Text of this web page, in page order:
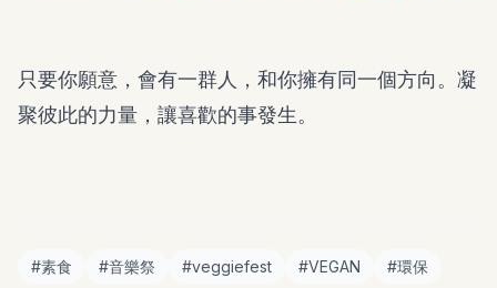
只要你願意，會有一群人，和你擁有同一個方向。凝
聚彼此的力量，讓喜歡的事發生。
#素食 #音樂祭 #veggiefest #VEGAN #環保